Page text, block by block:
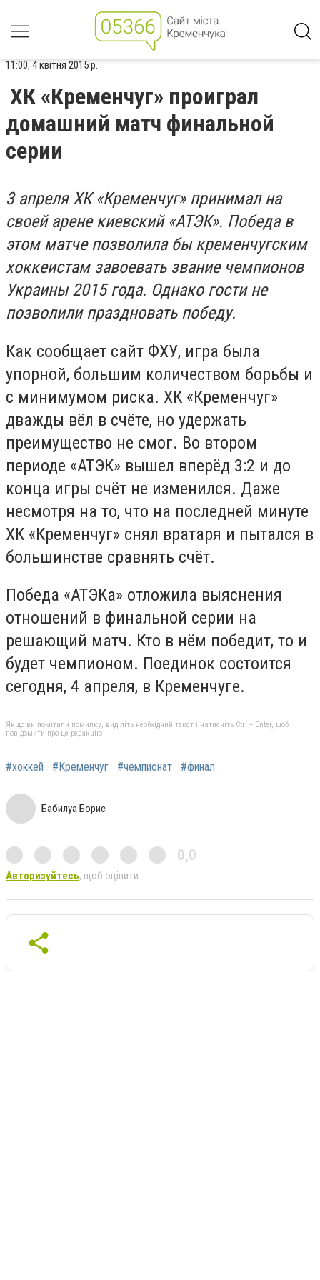
11:00, 4 квітня 2015 р.
ХК «Кременчуг» проиграл
домашний матч финальной
серии
3 апреля ХК «Кременчуг» принимал на
своей арене киевский «АТЭК». Победа в
этом матче позволила бы кременчугским
хоккеистам завоевать звание чемпионов
Украины 2015 года. Однако гости не
позволили праздновать победу.
Как сообщает сайт ФХУ, игра была
упорной, большим количеством борьбы и
с минимумом риска. ХК «Кременчуг»
дважды вёл в счёте, но удержать
преимущество не смог. Во втором
периоде «АТЭК» вышел вперёд 3:2 и до
конца игры счёт не изменился. Даже
несмотря на то, что на последней минуте
ХК «Кременчуг» снял вратаря и пытался в
большинстве сравнять счёт.
Победа «АТЭКа» отложила выяснения
отношений в финальной серии на
решающий матч. Кто в нём победит, то и
будет чемпионом. Поединок состоится
сегодня, 4 апреля, в Кременчуге.
Якщо ви помітили помилку, виділіть необхідний текст і натисніть Ctrl + Enter, щоб
повідомити про це редакцію
#хоккей #Кременчуг #чемпионат #финал
Бабилуа Борис
0,0
Авторизуйтесь, щоб оцінити